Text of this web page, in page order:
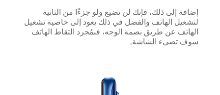
إضافة إلى ذلك، فإنك لن تضيع ولو جزءًا من الثانية
لتشغيل الهاتف والفضل في ذلك يعود إلى خاصية تشغيل
الهاتف عن طريق بصمة الوجه، فبمُجرد التقاط الهاتف
سوف تضيء الشاشة.